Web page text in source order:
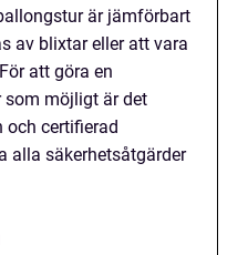
är jämförbart
av blixtar eller att vara
att göra en
möjligt är det
och certifierad
alla säkerhetsåtgärder